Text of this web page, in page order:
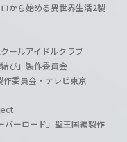
から始める異世界生活2製
ールアイドルクラブ
び」製作委員会
委員会・テレビ東京
バーロード」聖王国編製作